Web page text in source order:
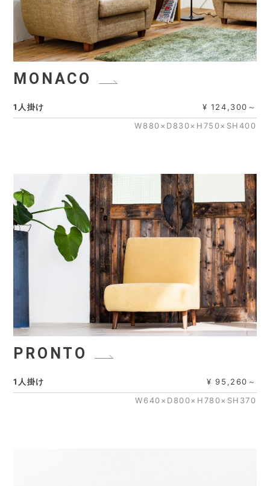
MONACO
1人掛け
¥ 124,300～
W880×D830×H750×SH400
PRONTO
1人掛け
¥ 95,260～
W640×D800×H780×SH370